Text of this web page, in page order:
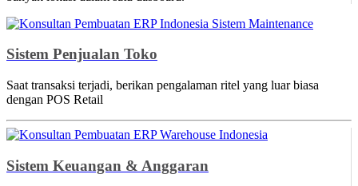
Sistem Penjualan Toko
Saat transaksi terjadi, berikan pengalaman ritel yang luar biasa
dengan POS Retail
Sistem Keuangan & Anggaran